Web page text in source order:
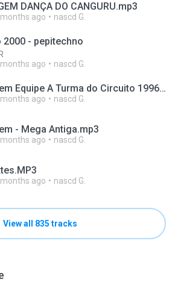
DANÇA DO CANGURU.mp3
ago nascd G.
2000 - pepitechno
ago nascd G.
Montagem Equipe A Turma do Circuito 1996 _ Dj Cambota.mp3
ago nascd G.
- Mega Antiga.mp3
ago nascd G.
ago nascd G.
View all 835 tracks